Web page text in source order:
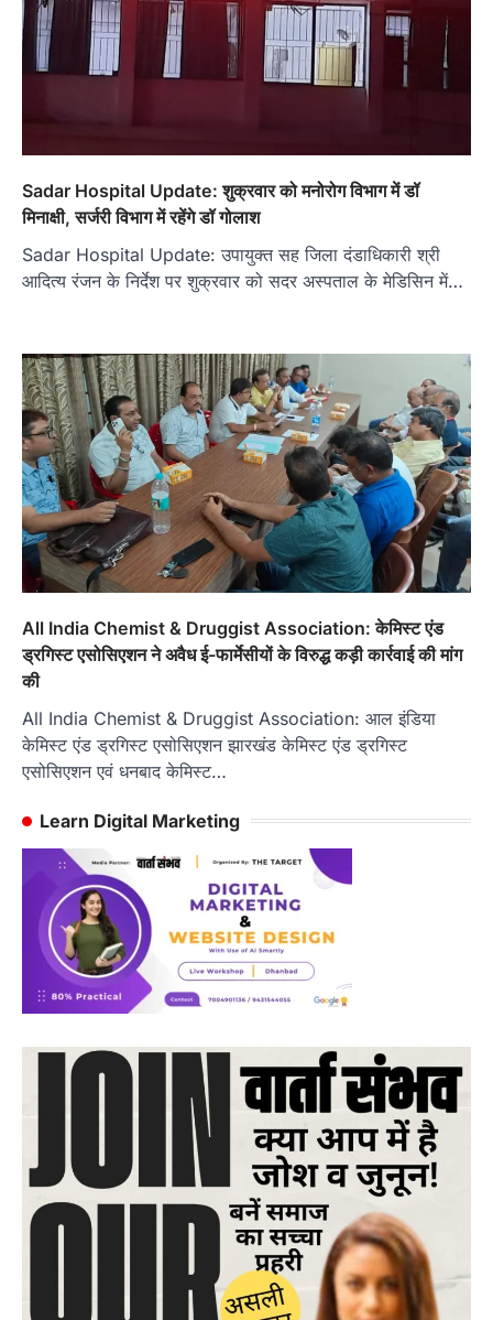
Sadar Hospital Update: शुक्रवार को मनोरोग विभाग में डॉ
मिनाक्षी, सर्जरी विभाग में रहेंगे डॉ गोलाश
Sadar Hospital Update: उपायुक्त सह जिला दंडाधिकारी श्री
आदित्य रंजन के निर्देश पर शुक्रवार को सदर अस्पताल के मेडिसिन में…
All India Chemist & Druggist Association: केमिस्ट एंड
ड्रगिस्ट एसोसिएशन ने अवैध ई-फार्मेसीयों के विरुद्ध कड़ी कार्रवाई की मांग
की
All India Chemist & Druggist Association: आल इंडिया
केमिस्ट एंड ड्रगिस्ट एसोसिएशन झारखंड केमिस्ट एंड ड्रगिस्ट
एसोसिएशन एवं धनबाद केमिस्ट…
Learn Digital Marketing